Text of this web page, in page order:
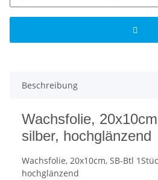
Beschreibung
Wachsfolie,
silber, hochglänzend
Wachsfolie, 20x10cm, SB-Btl
hochglänzend